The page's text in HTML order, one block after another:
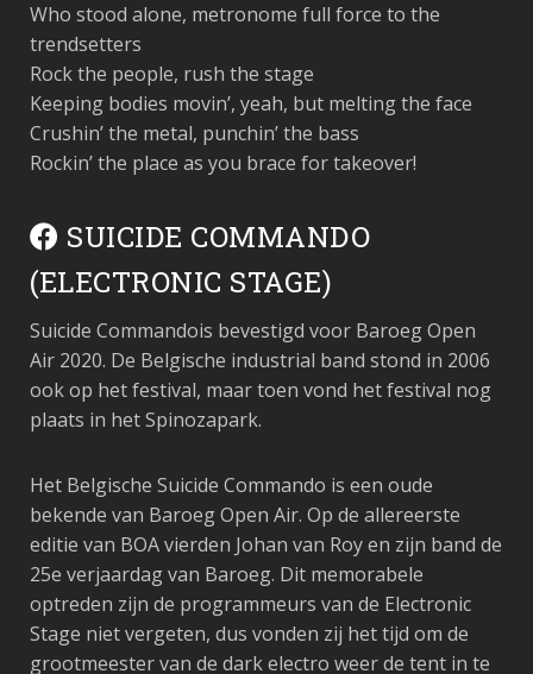
Who stood alone, metronome full force to the
trendsetters
Rock the people, rush the stage
Keeping bodies movin’, yeah, but melting the face
Crushin’ the metal, punchin’ the bass
Rockin’ the place as you brace for takeover!
SUICIDE COMMANDO
(ELECTRONIC STAGE)
Suicide Commandois bevestigd voor Baroeg Open
Air 2020. De Belgische industrial band stond in 2006
ook op het festival, maar toen vond het festival nog
plaats in het Spinozapark.
Het Belgische Suicide Commando is een oude
bekende van Baroeg Open Air. Op de allereerste
editie van BOA vierden Johan van Roy en zijn band de
25e verjaardag van Baroeg. Dit memorabele
optreden zijn de programmeurs van de Electronic
Stage niet vergeten, dus vonden zij het tijd om de
grootmeester van de dark electro weer de tent in te